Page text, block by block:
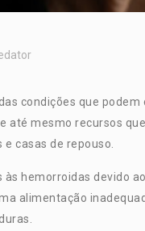
condições que
até mesmo recursos
casas de repouso.
hemorroidas devido
alimentação